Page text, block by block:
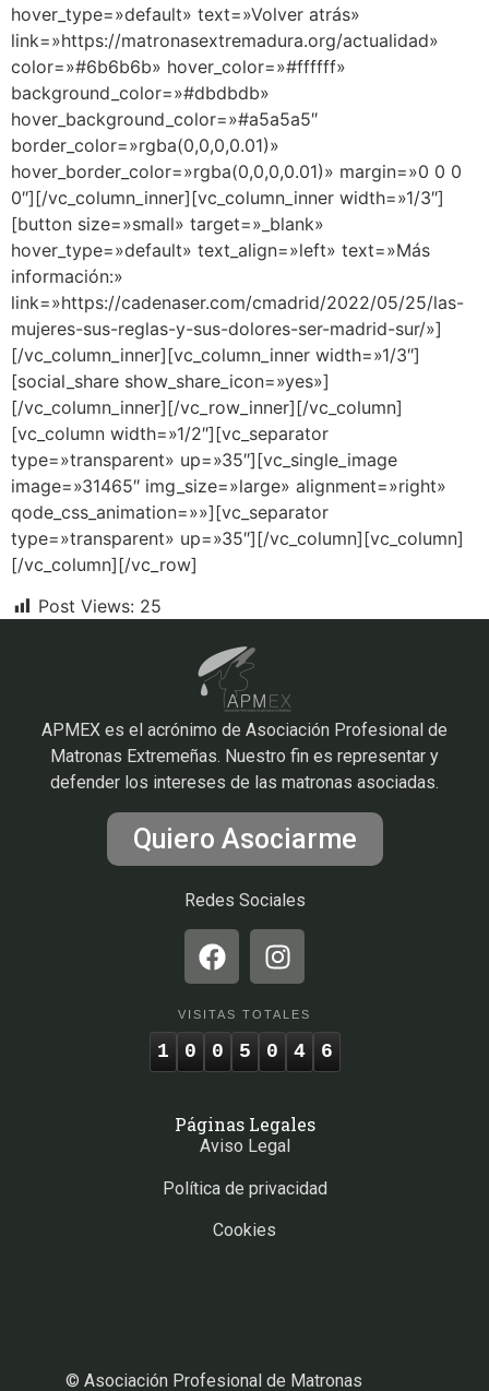
hover_type=»default» text=»Volver atrás»
link=»https://matronasextremadura.org/actualidad»
color=»#6b6b6b» hover_color=»#ffffff»
background_color=»#dbdbdb»
hover_background_color=»#a5a5a5″
border_color=»rgba(0,0,0,0.01)»
hover_border_color=»rgba(0,0,0,0.01)» margin=»0 0 0
0″][/vc_column_inner][vc_column_inner width=»1/3″]
[button size=»small» target=»_blank»
hover_type=»default» text_align=»left» text=»Más
información:»
link=»https://cadenaser.com/cmadrid/2022/05/25/las-
mujeres-sus-reglas-y-sus-dolores-ser-madrid-sur/»]
[/vc_column_inner][vc_column_inner width=»1/3″]
[social_share show_share_icon=»yes»]
[/vc_column_inner][/vc_row_inner][/vc_column]
[vc_column width=»1/2″][vc_separator
type=»transparent» up=»35″][vc_single_image
image=»31465″ img_size=»large» alignment=»right»
qode_css_animation=»»][vc_separator
type=»transparent» up=»35″][/vc_column][vc_column]
[/vc_column][/vc_row]
Post Views: 25
APMEX es el acrónimo de Asociación Profesional de
Matronas Extremeñas. Nuestro fin es representar y
defender los intereses de las matronas asociadas.
Quiero Asociarme
Redes Sociales
VISITAS TOTALES
1 0 0 5 0 4 6
Páginas Legales
Aviso Legal
Política de privacidad
Cookies
© Asociación Profesional de Matronas